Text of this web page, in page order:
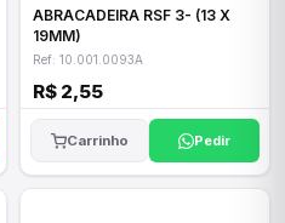
ABRACADEIRA RSF 3- (13 X
19MM)
Ref: 10.001.0093A
R$ 2,55
Carrinho Pedir